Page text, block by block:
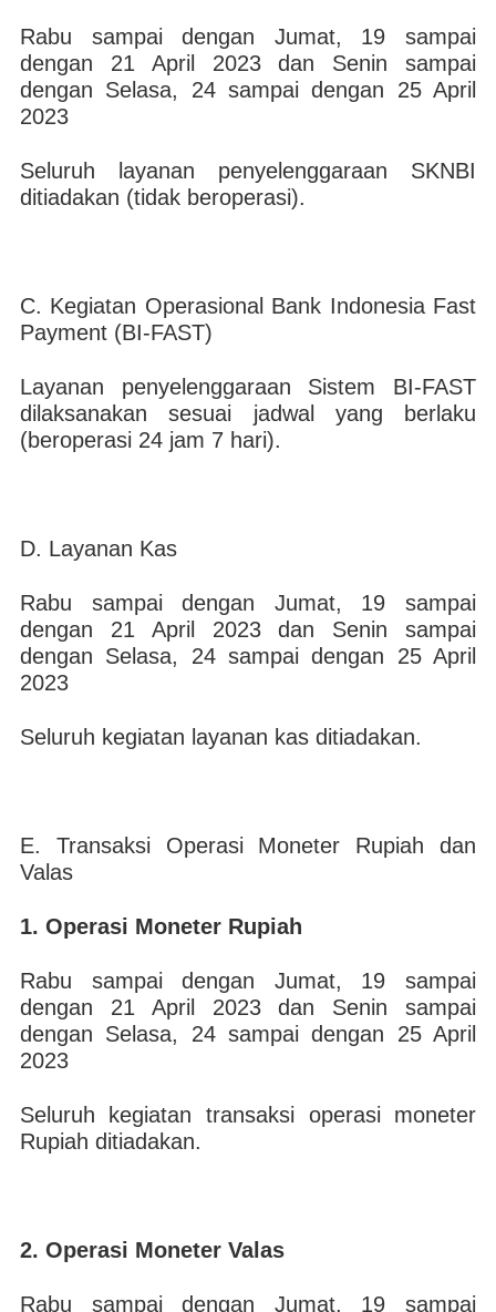
Rabu sampai dengan Jumat, 19 sampai
dengan 21 April ​​2023 dan Senin sampai
dengan Selasa, 24 sampai dengan 25 April
2023
Seluruh layanan penyelenggaraan SKNBI
ditiadakan (tidak beroperasi).
C. Kegiatan Operasional Bank Indonesia Fast
Payment (BI-FAST)
Layanan penyelenggaraan Sistem BI-FAST
dilaksanakan sesuai jadwal yang berlaku
(beroperasi 24 jam 7 hari).​
D. Layanan Kas
Rabu sampai dengan Jumat, 19 sampai
dengan 21 April ​2023 dan Senin sampai
dengan Selasa, 24 sampai dengan 25 April
2023
Seluruh kegiatan layanan kas ditiadakan.
E. Transaksi Operasi Moneter Rupiah dan
Valas
1. Operasi Moneter Rupiah
Rabu sampai dengan Jumat, 19 sampai
dengan 21 April 2023 dan Senin sampai
dengan Selasa, 24 sampai dengan 25 Ap​ril
2023
Seluruh kegiatan transaksi operasi moneter
Rupiah ditiadakan.
2. Operasi Moneter Valas
Rabu sampai dengan Jumat, 19 sampai